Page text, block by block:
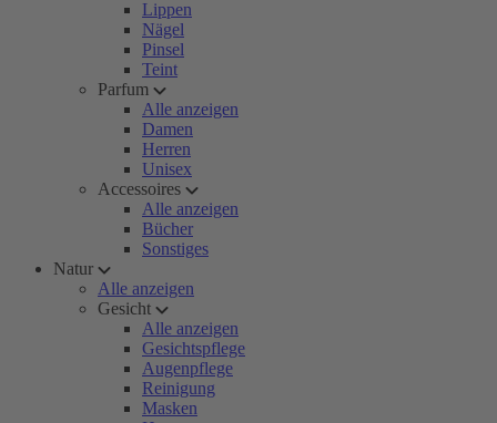
Lippen
Nägel
Pinsel
Teint
Parfum
Alle anzeigen
Damen
Herren
Unisex
Accessoires
Alle anzeigen
Bücher
Sonstiges
Natur
Alle anzeigen
Gesicht
Alle anzeigen
Gesichtspflege
Augenpflege
Reinigung
Masken